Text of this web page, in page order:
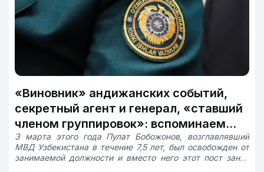
«Виновник» андижанских событий,
секретный агент и генерал, «ставший
членом группировок»: вспоминаем
министров внутренних дел
Узбекистана
3 марта этого года Пулат Бобожонов, возглавлявший
МВД Узбекистана в течение 7,5 лет, был освобожден от
занимаемой должности и вместо него этот пост занял